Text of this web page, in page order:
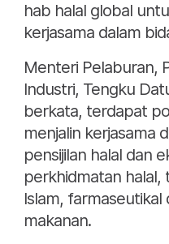
hab halal global
kerjasama dalam
Menteri Pelaburan,
Industri, Tengku
berkata, terdapat
menjalin kerjasama
pensijilan halal dan
perkhidmatan
Islam,
makanan.